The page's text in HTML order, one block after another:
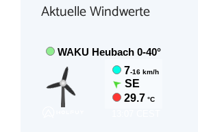
Aktuelle Windwerte